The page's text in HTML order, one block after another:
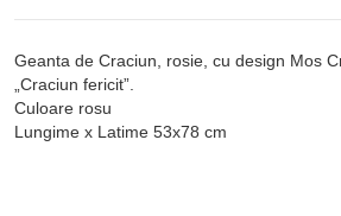
Geanta de Craciun, rosie, cu design Mos
„Craciun fericit”.
Culoare rosu
Lungime x Latime 53x78 cm